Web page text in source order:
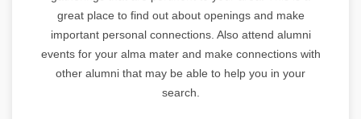
great place to find out about openings and make
important personal connections. Also attend alumni
events for your alma mater and make connections with
other alumni that may be able to help you in your
search.